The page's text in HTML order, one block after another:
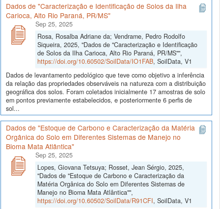
Dados de "Caracterização e Identificação de Solos da Ilha
Carioca, Alto Rio Paraná, PR/MS"
Sep 25, 2025
Rosa, Rosalba Adriane da; Vendrame, Pedro Rodolfo
Siqueira, 2025, "Dados de "Caracterização e Identificação
de Solos da Ilha Carioca, Alto Rio Paraná, PR/MS"",
https://doi.org/10.60502/SoilData/IO1FAB, SoilData, V1
Dados de levantamento pedológico que teve como objetivo a inferência
da relação das propriedades observáveis na natureza com a distribuição
geográfica dos solos. Foram coletados inicialmente 17 amostras de solo
em pontos previamente estabelecidos, e posteriormente 6 perfis de
sol...
Dados de "Estoque de Carbono e Caracterização da Matéria
Orgânica do Solo em Diferentes Sistemas de Manejo no
Bioma Mata Atlântica"
Sep 25, 2025
Lopes, Giovana Tetsuya; Rosset, Jean Sérgio, 2025,
"Dados de "Estoque de Carbono e Caracterização da
Matéria Orgânica do Solo em Diferentes Sistemas de
Manejo no Bioma Mata Atlântica"",
https://doi.org/10.60502/SoilData/R91CFI, SoilData, V1